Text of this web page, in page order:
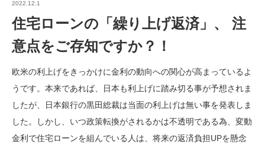
2022.12.1
住宅ローンの「繰り上げ返済」、 注
意点をご存知ですか？！
欧米の利上げをきっかけに金利の動向への関心が高まっているよ
うです。本来であれば、日本も利上げに踏み切る事が予想されま
したが、日本銀行の黒田総裁は当面の利上げは無い事を発表しま
した。しかし、いつ政策転換がされるかは不透明である為、変動
金利で住宅ローンを組んでいる人は、将来の返済負担UPを懸念